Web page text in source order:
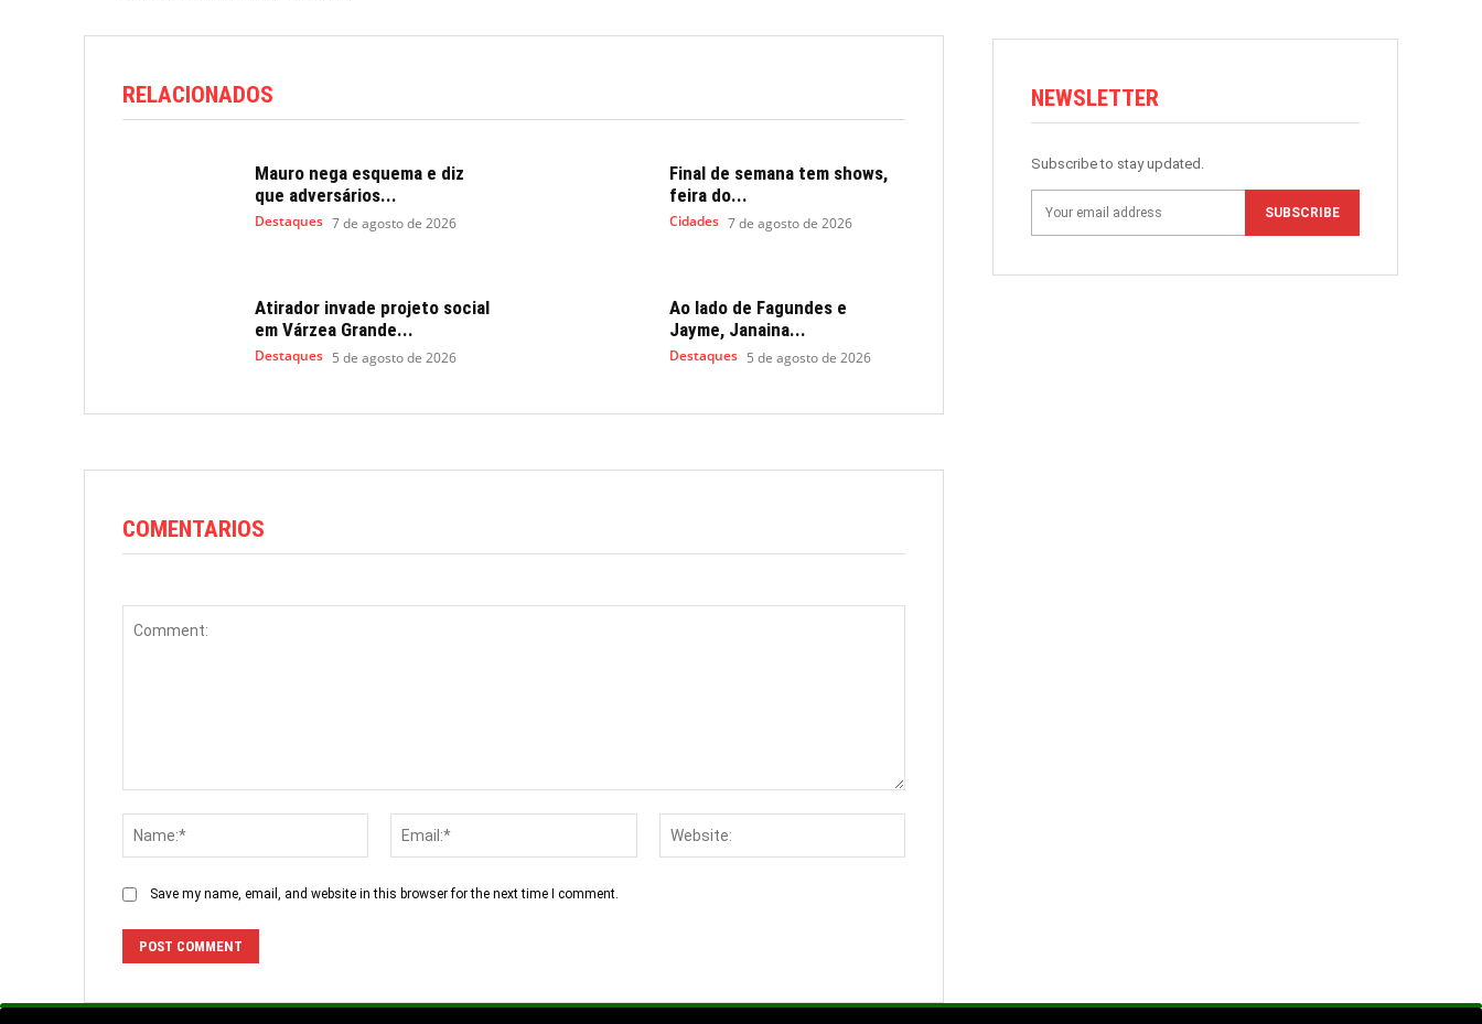
RELACIONADOS
Mauro nega esquema e diz
que adversários...
Destaques 7 de agosto de 2026
Final de semana tem shows,
feira do...
Cidades 7 de agosto de 2026
Atirador invade projeto social
em Várzea Grande...
Destaques 5 de agosto de 2026
Ao lado de Fagundes e
Jayme, Janaina...
Destaques 5 de agosto de 2026
COMENTARIOS
Save my name, email, and website in this browser for the next time I comment.
NEWSLETTER
Subscribe to stay updated.
SUBSCRIBE